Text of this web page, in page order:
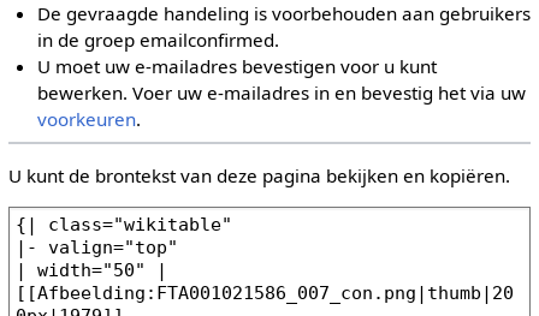
De gevraagde handeling is voorbehouden aan gebruikers
in de groep emailconfirmed.
U moet uw e-mailadres bevestigen voor u kunt
bewerken. Voer uw e-mailadres in en bevestig het via uw
voorkeuren.
U kunt de brontekst van deze pagina bekijken en kopiëren.